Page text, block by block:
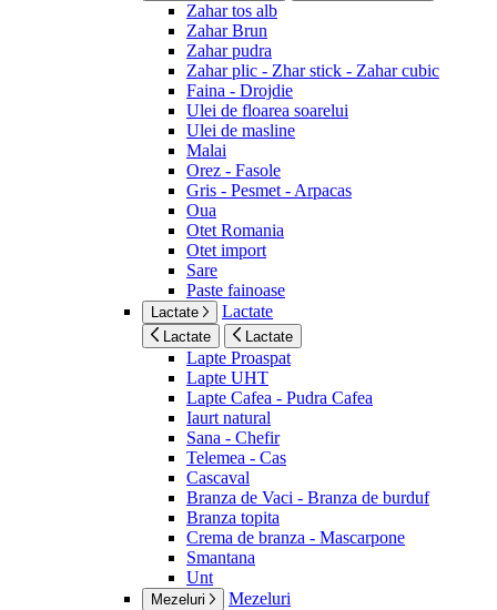
Zahar tos alb
Zahar Brun
Zahar pudra
Zahar plic - Zhar stick - Zahar cubic
Faina - Drojdie
Ulei de floarea soarelui
Ulei de masline
Malai
Orez - Fasole
Gris - Pesmet - Arpacas
Oua
Otet Romania
Otet import
Sare
Paste fainoase
Lactate Lactate
Lactate Lactate
Lapte Proaspat
Lapte UHT
Lapte Cafea - Pudra Cafea
Iaurt natural
Sana - Chefir
Telemea - Cas
Cascaval
Branza de Vaci - Branza de burduf
Branza topita
Crema de branza - Mascarpone
Smantana
Unt
Mezeluri Mezeluri